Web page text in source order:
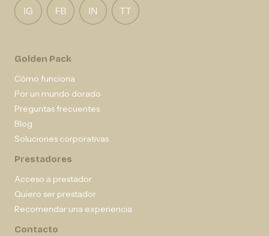
Golden Pack
Cómo funciona
Por un mundo dorado
Preguntas frecuentes
Blog
Soluciones corporativas
Prestadores
Acceso a prestador
Quiero ser prestador
Recomendar una experiencia
Contacto